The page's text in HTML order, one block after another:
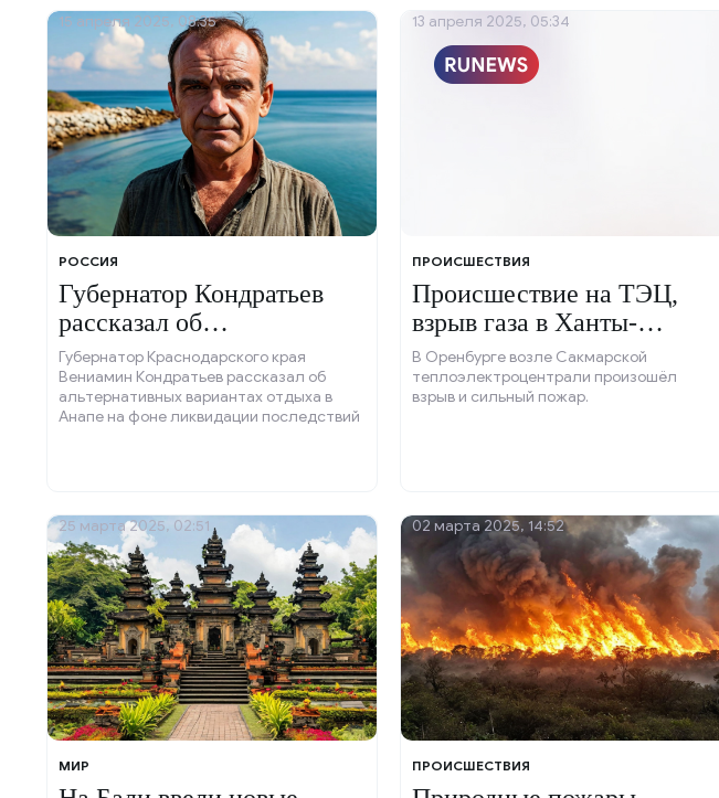
РОССИЯ
Губернатор Кондратьев
рассказал об
альтернативах отдыха в
Анапе.
Губернатор Краснодарского края
Вениамин Кондратьев рассказал об
альтернативных вариантах отдыха в
Анапе на фоне ликвидации последствий
15 апреля 2025, 08:35
ПРОИСШЕСТВИЯ
Происшествие на ТЭЦ,
взрыв газа в Ханты-
Мансийске.
В Оренбурге возле Сакмарской
теплоэлектроцентрали произошёл
взрыв и сильный пожар.
13 апреля 2025, 05:34
МИР
25 марта 2025, 02:51
ПРОИСШЕСТВИЯ
02 марта 2025, 14:52